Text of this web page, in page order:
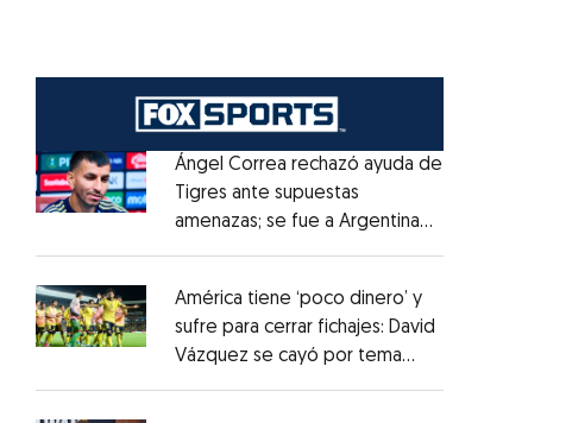
Opens in new window
Ángel Correa rechazó ayuda de
Tigres ante supuestas
amenazas; se fue a Argentina
Opens in new window
América tiene ‘poco dinero’ y
sufre para cerrar fichajes: David
Vázquez se cayó por tema